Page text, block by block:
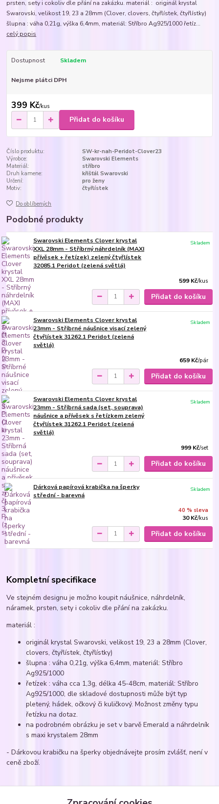
prsten, sety i cokoliv dle přání na zakázku. materiál : originál krystal
Swarovski, velikost 19, 23 a 28mm (Clover, clovers, čtyřlístek, čtyřlístky)
šlupna : váha 0,21g, výška 6,4mm, materiál: Stříbro Ag925/1000 řetíz...
celý popis
Dostupnost Skladem
Nejsme plátci DPH
399 Kč/kus
Přidat do košíku
Číslo produktu:
SW-kr-nah-Peridot-Clover23
Výrobce:
Swarovski Elements
Materiál:
stříbro
Druh kamene:
křišťál Swarovski
Určení:
pro ženy
Motiv:
čtyřlístek
Do oblíbených
Podobné produkty
Swarovski Elements Clover krystal
XXL 28mm - Stříbrný náhrdelník (MAXI
přívěsek + řetízek) zelený čtyřlístek
32085.1 Peridot (zelená světlá)
599 Kč/kus
Skladem
Přidat do košíku
Swarovski Elements Clover krystal
23mm - Stříbrné náušnice visací zelený
čtyřlístek 31262.1 Peridot (zelená
světlá)
659 Kč/pár
Skladem
Přidat do košíku
Swarovski Elements Clover krystal
23mm - Stříbrná sada (set, souprava)
náušnice a přívěsek s řetízkem zelený
čtyřlístek 31262.1 Peridot (zelená
světlá)
999 Kč/set
Skladem
Přidat do košíku
Dárková papírová krabička na šperky
střední - barevná
40 % sleva
30 Kč/kus
Skladem
Přidat do košíku
Kompletní specifikace
Ve stejném designu je možno koupit náušnice, náhrdelník,
náramek, prsten, sety i cokoliv dle přání na zakázku.
materiál :
originál krystal Swarovski, velikost 19, 23 a 28mm (Clover,
clovers, čtyřlístek, čtyřlístky)
šlupna : váha 0,21g, výška 6,4mm, materiál: Stříbro
Ag925/1000
řetízek : váha cca 1,3g, délka 45-48cm, materiál: Stříbro
Ag925/1000, dle skladové dostupnosti může být typ
pletený, hádek, očkový či kuličkový. Možnost změny typu
řetízku na dotaz.
na podrobném obrázku je set v barvě Emerald a náhrdelník
s maxi krystalem 28mm
- Dárkovou krabičku na šperky objednávejte prosím zvlášť, není v
ceně zboží.
Zboží zařazeno v kategoriích